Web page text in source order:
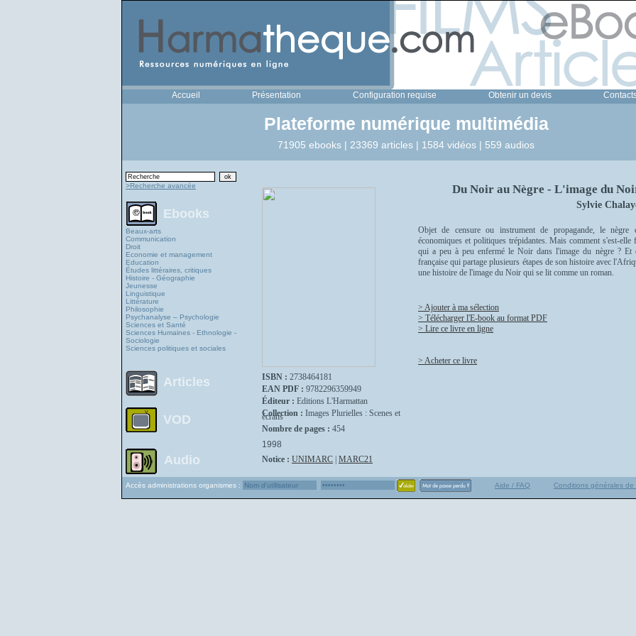
Accueil Présentation Configuration requise Obtenir un devis
Plateforme numérique multimédia
71905 ebooks | 23369 articles | 1584 vidéos | 559 audios
>Recherche avancée
Ebooks
Beaux-arts
Communication
Droit
Economie et management
Education
Études littéraires, critiques
Histoire - Géographie
Jeunesse
Linguistique
Littérature
Philosophie
Psychanalyse – Psychologie
Sciences et Santé
Sciences Humaines - Ethnologie -
Sociologie
Sciences politiques et sociales
Articles
VOD
Audio
ISBN : 2738464181
EAN PDF : 9782296359949
Éditeur : Editions L'Harmattan
Collection : Images Plurielles : Scenes et
écrans
Nombre de pages : 454
1998
Notice : UNIMARC MARC21
Du Noir au Nègre - L'image du
Sylvie
Objet de censure ou instrument de propagande, le nègre
économiques et politiques trépidantes. Mais comment s'est-elle
qui a peu à peu enfermé le Noir dans l'image du nègre ? Et
française qui partage plusieurs étapes de son histoire avec
une histoire de l'image du Noir qui se lit comme un roman.
> Ajouter à ma sélection
> Télécharger l'E-book au format PDF
> Lire ce livre en ligne
> Acheter ce livre
Accès administrations organismes : Aide / FAQ Conditions générales de